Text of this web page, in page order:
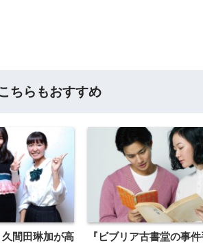
ちらもおすすめ
間田琳加が高
『ビブリア古書堂の事